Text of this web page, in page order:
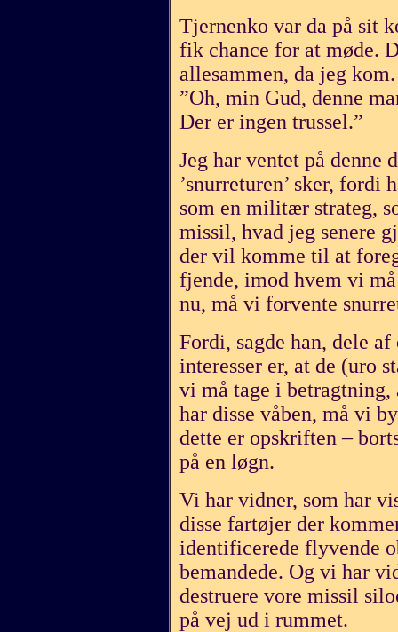
Tjernenko var da på sit
fik chance for at møde.
allesammen, da jeg
”Oh, min Gud, denne
Der er ingen trussel.”
Jeg har ventet på denne
’snurreturen’ sker, fordi
som en militær strateg,
missil, hvad jeg senere
der vil komme til at
fjende, imod hvem vi
nu, må vi forvente
Fordi, sagde han, dele
interesser er, at de (uro
vi må tage i betragtning,
har disse våben, må vi
dette er opskriften –
på en løgn.
Vi har vidner, som har
disse fartøjer der
identificerede flyvende
bemandede. Og vi har
destruere vore missil
på vej ud i rummet.